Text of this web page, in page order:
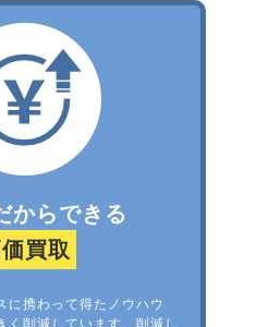
からできる
買取
に携わって得たノウハウ